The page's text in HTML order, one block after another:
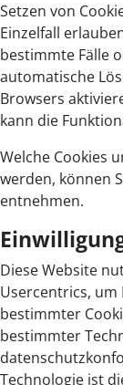
Setzen von
Einzelfall
bestimmte Fälle
automatische
Browsers
kann die
Welche Cookies
werden, können
entnehmen.
Diese Website
Usercentrics, um
bestimmter
bestimmter
Technologie ist